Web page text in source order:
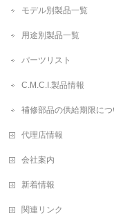
モデル別製品一覧
用途別製品一覧
パーツリスト
C.M.C.I.製品情報
補修部品の供給期限に
代理店情報
会社案内
新着情報
関連リンク